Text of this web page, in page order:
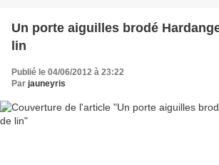
Un porte aiguilles brodé
lin
Publié le 04/06/2012 à 23:22
Par jauneyris